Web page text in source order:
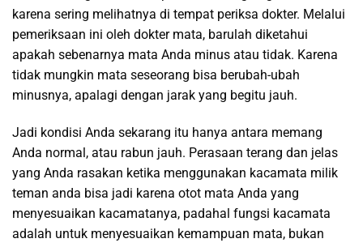
karena sering melihatnya di tempat periksa dokter. Melalui
pemeriksaan ini oleh dokter mata, barulah diketahui
apakah sebenarnya mata Anda minus atau tidak. Karena
tidak mungkin mata seseorang bisa berubah-ubah
minusnya, apalagi dengan jarak yang begitu jauh.
Jadi kondisi Anda sekarang itu hanya antara memang
Anda normal, atau rabun jauh. Perasaan terang dan jelas
yang Anda rasakan ketika menggunakan kacamata milik
teman anda bisa jadi karena otot mata Anda yang
menyesuaikan kacamatanya, padahal fungsi kacamata
adalah untuk menyesuaikan kemampuan mata, bukan